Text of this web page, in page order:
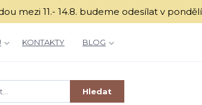
mezi 11.- 14.8. budeme odesílat v
KONTAKTY BLOG
Hledat